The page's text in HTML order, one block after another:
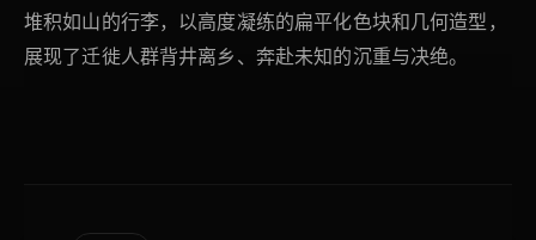
堆积如山的行李，以高度凝练的扁平化色块和几何造型，
展现了迁徙人群背井离乡、奔赴未知的沉重与决绝。